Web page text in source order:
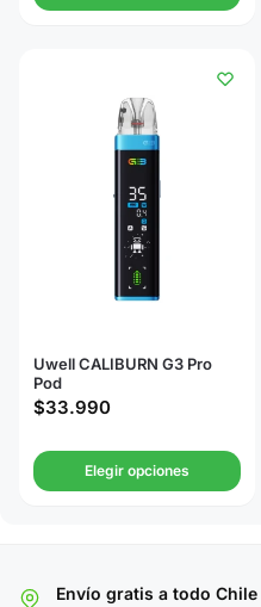
Uwell CALIBURN G3 Pro
Pod
$33.990
Elegir opciones
Envío gratis a todo Chile